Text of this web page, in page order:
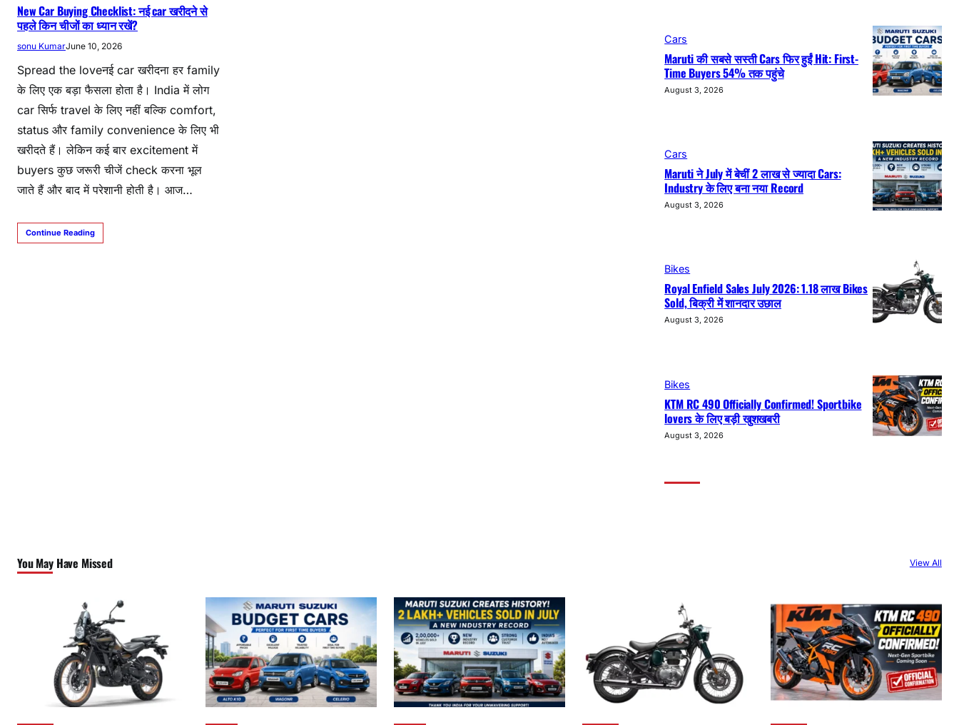
New Car Buying Checklist: नई car खरीदने से
पहले किन चीजों का ध्यान रखें?
sonu KumarJune 10, 2026
Spread the loveनई car खरीदना हर family
के लिए एक बड़ा फैसला होता है। India में लोग
car सिर्फ travel के लिए नहीं बल्कि comfort,
status और family convenience के लिए भी
खरीदते हैं। लेकिन कई बार excitement में
buyers कुछ जरूरी चीजें check करना भूल
जाते हैं और बाद में परेशानी होती है। आज…
Continue Reading
Cars
Maruti की सबसे सस्ती Cars फिर हुईं Hit: First-
Time Buyers 54% तक पहुंचे
August 3, 2026
Cars
Maruti ने July में बेचीं 2 लाख से ज्यादा Cars:
Industry के लिए बना नया Record
August 3, 2026
Bikes
Royal Enfield Sales July 2026: 1.18 लाख Bikes
Sold, बिक्री में शानदार उछाल
August 3, 2026
Bikes
KTM RC 490 Officially Confirmed! Sportbike
lovers के लिए बड़ी खुशखबरी
August 3, 2026
You May Have Missed View All